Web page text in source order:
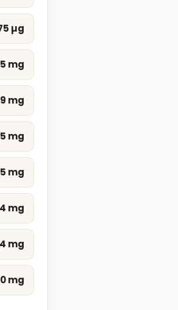
µg
mg
9 mg
mg
mg
mg
mg
mg